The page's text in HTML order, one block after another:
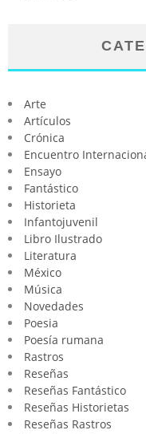
Arte
Artículos
Crónica
Encuentro
Ensayo
Fantástico
Historieta
Infantojuvenil
Libro Ilustrado
Literatura
México
Música
Novedades
Poesia
Poesía rumana
Rastros
Reseñas
Reseñas Fantástico
Reseñas Historietas
Reseñas Rastros